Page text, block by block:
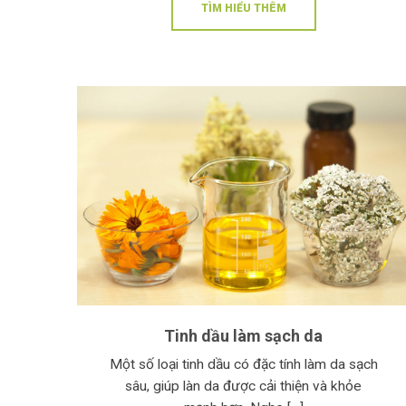
TÌM HIỂU THÊM
Tinh dầu làm sạch da
Một số loại tinh dầu có đặc tính làm da sạch
sâu, giúp làn da được cải thiện và khỏe